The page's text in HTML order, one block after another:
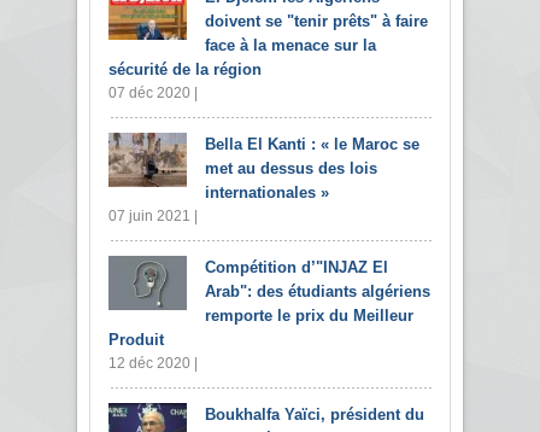
doivent se "tenir prêts" à faire
face à la menace sur la
sécurité de la région
07 déc 2020 |
Bella El Kanti : « le Maroc se
met au dessus des lois
internationales »
07 juin 2021 |
Compétition d’"INJAZ El
Arab": des étudiants algériens
remporte le prix du Meilleur
Produit
12 déc 2020 |
Boukhalfa Yaïci, président du